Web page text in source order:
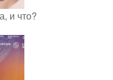
и что?